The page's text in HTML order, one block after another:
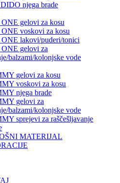
njega brade
gelovi za kosu
voskovi za kosu
lakovi/puderi/tonici
gelovi za
balzami/kolonjske vode
gelovi za kosu
voskovi za kosu
njega brade
gelovi za
balzami/kolonjske vode
sprejevi za raščešljavanje
MATERIJAL